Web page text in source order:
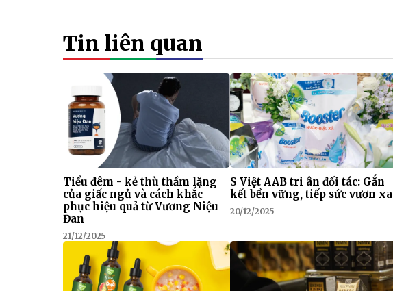
Tin liên quan
Tiểu đêm - kẻ thù thầm lặng
của giấc ngủ và cách khắc
phục hiệu quả từ Vương Niệu
Đan
21/12/2025
S Việt AAB tri ân đối tác: Gắn
kết bền vững, tiếp sức vươn xa
20/12/2025